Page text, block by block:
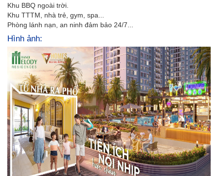
Khu BBQ ngoài trời.
Khu TTTM, nhà trẻ, gym, spa...
Phòng lánh nạn, an ninh đảm bảo 24/7...
Hình ảnh: